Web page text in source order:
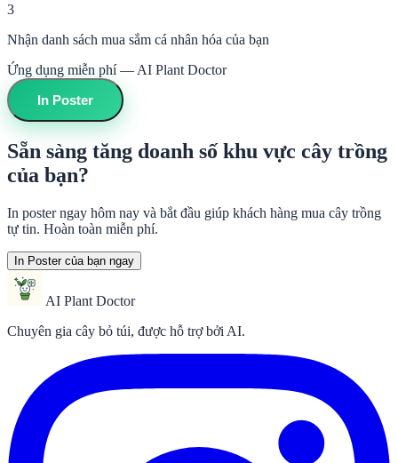
3
Nhận danh sách mua sắm cá nhân hóa của bạn
Ứng dụng miễn phí — AI Plant Doctor
In Poster
Sẵn sàng tăng doanh số khu vực cây trồng
của bạn?
In poster ngay hôm nay và bắt đầu giúp khách hàng mua cây trồng
tự tin. Hoàn toàn miễn phí.
In Poster của bạn ngay
AI Plant Doctor
Chuyên gia cây bỏ túi, được hỗ trợ bởi AI.